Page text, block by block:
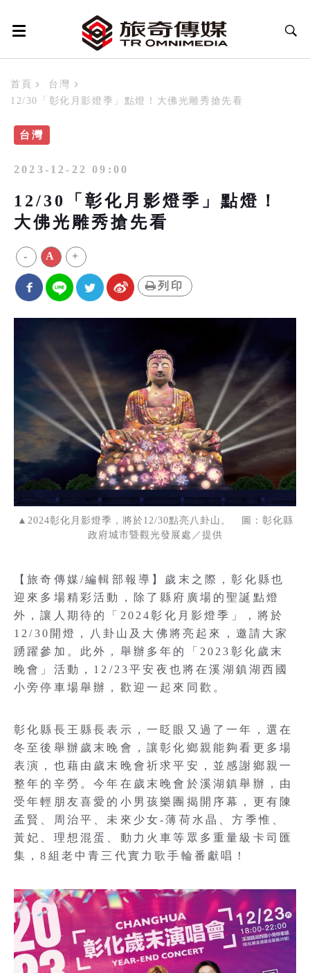
首頁
台灣
12/30「彰化月影燈季」點燈！大佛光雕秀搶先看
台灣
2023-12-22 09:00
12/30「彰化月影燈季」點燈！
大佛光雕秀搶先看
- A +
列印
▲2024彰化月影燈季，將於12/30點亮八卦山。 圖：彰化縣
政府城市暨觀光發展處／提供
【旅奇傳媒/編輯部報導】歲末之際，彰化縣也
迎來多場精彩活動，除了縣府廣場的聖誕點燈
外，讓人期待的「2024彰化月影燈季」，將於
12/30開燈，八卦山及大佛將亮起來，邀請大家
踴躍參加。此外，舉辦多年的「2023彰化歲末
晚會」活動，12/23平安夜也將在溪湖鎮湖西國
小旁停車場舉辦，歡迎一起來同歡。
彰化縣長王縣長表示，一眨眼又過了一年，選在
冬至後舉辦歲末晚會，讓彰化鄉親能夠看更多場
表演，也藉由歲末晚會祈求平安，並感謝鄉親一
整年的辛勞。今年在歲末晚會於溪湖鎮舉辦，由
受年輕朋友喜愛的小男孩樂團揭開序幕，更有陳
孟賢、周治平、未來少女-薄荷水晶、方季惟、
黃妃、理想混蛋、動力火車等眾多重量級卡司匯
集，8組老中青三代實力歌手輪番獻唱！